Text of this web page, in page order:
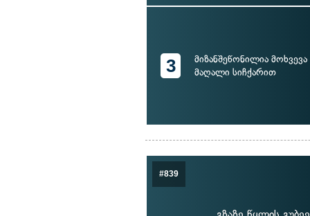
3
მიზანშეწონილია
მაღალი სიჩქარით
#839